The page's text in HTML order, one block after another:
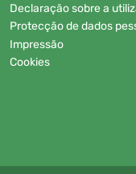
Declaração sobre a
Protecção de dados
Impressão
Cookies